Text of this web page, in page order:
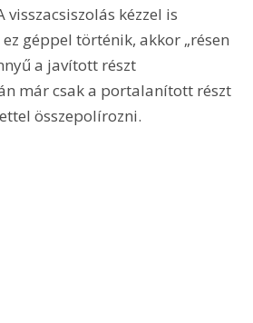
visszacsiszolás kézzel is
géppel történik, akkor „résen
a javított részt
már csak a portalanított részt
összepolírozni.